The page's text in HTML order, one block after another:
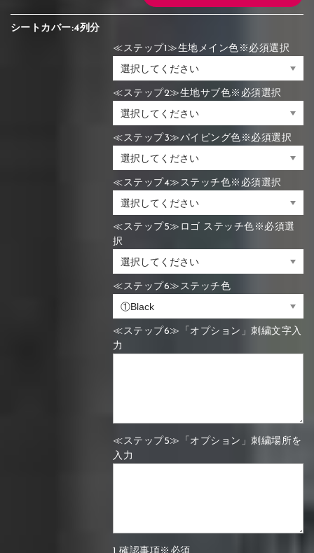
シートカバー:4列分
≪ステップ1≫生地メイン色※必須選択
≪ステップ2≫生地サブ色※必須選択
≪ステップ3≫パイピング色※必須選択
≪ステップ4≫ステッチ色※必須選択
≪ステップ5≫ロゴ ステッチ色※必須選
択
≪ステップ6≫ステッチ色
≪ステップ6≫「オプション」刺繍文字入
力
≪ステップ5≫「オプション」刺繍場所を
入力